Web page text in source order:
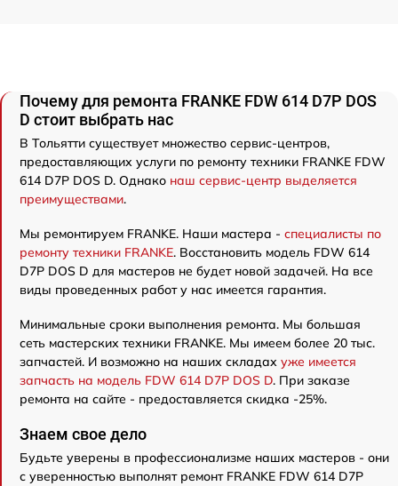
Почему для ремонта FRANKE FDW 614 D7P DOS
D стоит выбрать нас
В Тольятти существует множество сервис-центров,
предоставляющих услуги по ремонту техники FRANKE FDW
614 D7P DOS D. Однако наш сервис-центр выделяется
преимуществами.
Мы ремонтируем FRANKE. Наши мастера - специалисты по
ремонту техники FRANKE. Восстановить модель FDW 614
D7P DOS D для мастеров не будет новой задачей. На все
виды проведенных работ у нас имеется гарантия.
Минимальные сроки выполнения ремонта. Мы большая
сеть мастерских техники FRANKE. Мы имеем более 20 тыс.
запчастей. И возможно на наших складах уже имеется
запчасть на модель FDW 614 D7P DOS D. При заказе
ремонта на сайте - предоставляется скидка -25%.
Знаем свое дело
Будьте уверены в профессионализме наших мастеров - они
с уверенностью выполнят ремонт FRANKE FDW 614 D7P